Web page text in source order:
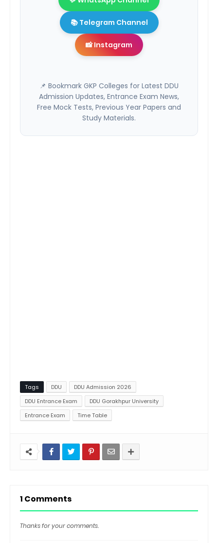
📚 Telegram Channel
📸 Instagram
📌 Bookmark GKP Colleges for Latest DDU
Admission Updates, Entrance Exam News,
Free Mock Tests, Previous Year Papers and
Study Materials.
Tags DDU
DDU Admission 2026
DDU Entrance Exam
DDU Gorakhpur University
Entrance Exam
Time Table
1 Comments
Thanks for your comments.